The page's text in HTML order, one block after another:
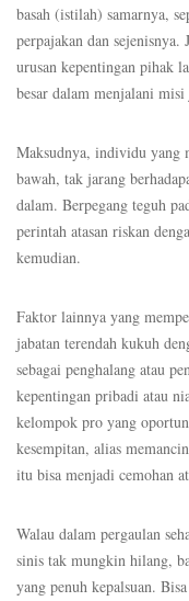
basah (istilah) samarnya,
perpajakan dan sejenisnya.
urusan kepentingan pihak
besar dalam menjalani
Maksudnya, individu yang
bawah, tak jarang
dalam. Berpegang teguh
perintah atasan riskan
kemudian.
Faktor lainnya yang
jabatan terendah kukuh
sebagai penghalang atau
kepentingan pribadi atau
kelompok pro yang
kesempitan, alias
itu bisa menjadi cemohan
Walau dalam pergaulan
sinis tak mungkin hilang,
yang penuh kepalsuan.